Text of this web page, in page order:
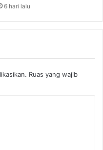
6 hari lalu
Ruas yang wajib